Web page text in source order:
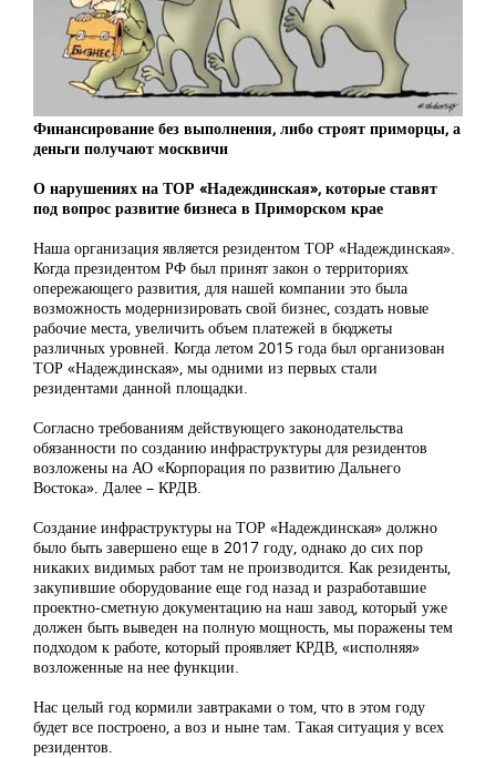
Финансирование без выполнения, либо строят приморцы, а
деньги получают москвичи
О нарушениях на ТОР «Надеждинская», которые ставят
под вопрос развитие бизнеса в Приморском крае
Наша организация является резидентом ТОР «Надеждинская».
Когда президентом РФ был принят закон о территориях
опережающего развития, для нашей компании это была
возможность модернизировать свой бизнес, создать новые
рабочие места, увеличить объем платежей в бюджеты
различных уровней. Когда летом 2015 года был организован
ТОР «Надеждинская», мы одними из первых стали
резидентами данной площадки.
Согласно требованиям действующего законодательства
обязанности по созданию инфраструктуры для резидентов
возложены на АО «Корпорация по развитию Дальнего
Востока». Далее – КРДВ.
Создание инфраструктуры на ТОР «Надеждинская» должно
было быть завершено еще в 2017 году, однако до сих пор
никаких видимых работ там не производится. Как резиденты,
закупившие оборудование еще год назад и разработавшие
проектно-сметную документацию на наш завод, который уже
должен быть выведен на полную мощность, мы поражены тем
подходом к работе, который проявляет КРДВ, «исполняя»
возложенные на нее функции.
Нас целый год кормили завтраками о том, что в этом году
будет все построено, а воз и ныне там. Такая ситуация у всех
резидентов.